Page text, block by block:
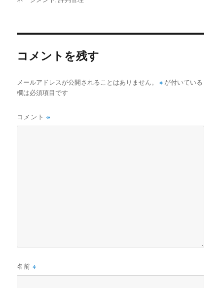
コメントを残す
メールアドレスが公開されることはありません。 ※ が付いている
欄は必須項目です
コメント※
名前※